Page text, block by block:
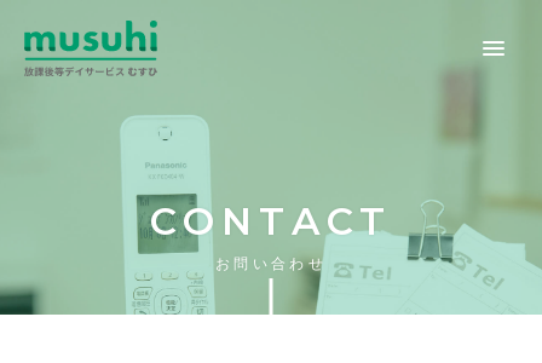
CONTACT
お問い合わせ